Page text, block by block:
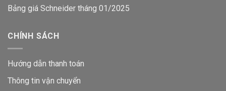
Bảng giá Schneider tháng 01/2025
CHÍNH SÁCH
Hướng dẫn thanh toán
Thông tin vận chuyển